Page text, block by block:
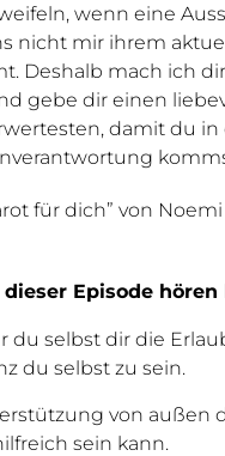
wenn eine
nicht mir ihrem
Deshalb mach ich
gebe dir einen
damit du in
für dich” von
Episode hören
du selbst dir die
du selbst zu sein.
von außen
sein kann.